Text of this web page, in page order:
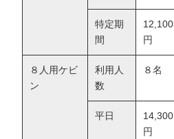
特定期
間
12,100
円
８人用ケビ
ン
利用人
数
８名
平日
14,300
円